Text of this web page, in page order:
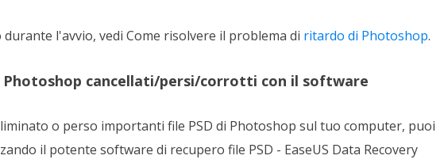
l'avvio, vedi Come risolvere il problema di ritardo di Photoshop.
Photoshop cancellati/persi/corrotti con il software
o perso importanti file PSD di Photoshop sul tuo computer, puoi
il potente software di recupero file PSD - EaseUS Data Recovery